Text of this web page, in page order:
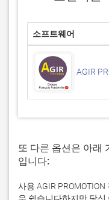
소프트웨어
AGIR
또 다른 옵션은 아래
입니다:
사용 AGIR